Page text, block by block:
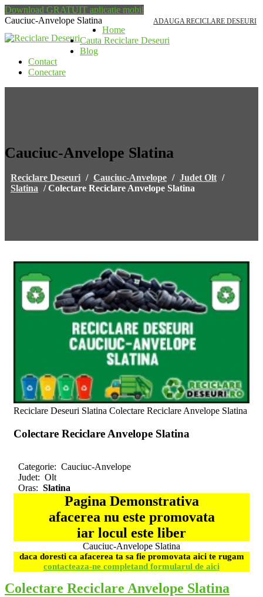
Download GRATUIT aplicatie mobil
Cauciuc-Anvelope Slatina
ADAUGA RECICLARE DESEURI
Home
Cauta Reciclare Deseuri
Blog
Contact
Conectare
Cauciuc-Anvelope Slatina
Reciclare Deseuri / Cauciuc-Anvelope / Judet Olt /
Slatina /Colectare Reciclare Anvelope Slatina
Reciclare Deseuri Slatina Colectare Reciclare Anvelope Slatina
Colectare Reciclare Anvelope Slatina
Categorie: Cauciuc-Anvelope
Judet: Olt
Oras: Slatina
Pagina Demonstrativa
afacerea nu este promovata
iar locul este liber
Cauciuc-Anvelope Slatina
daca doresti ca afacerea ta sa fie promovata aici te rugam
contacteaza-ne completand formularul de aici
Colectare Reciclare Anvelope Slatina